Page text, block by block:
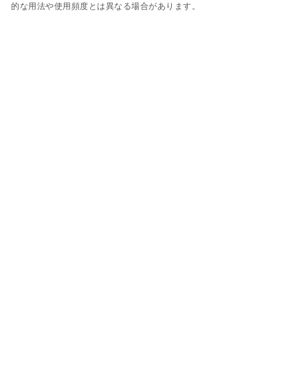
的な用法や使用頻度とは異なる場合があります。